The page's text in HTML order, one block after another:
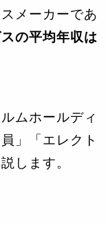
メーカーであ
の平均年収は
ムホールディ
」「エレクト
します。